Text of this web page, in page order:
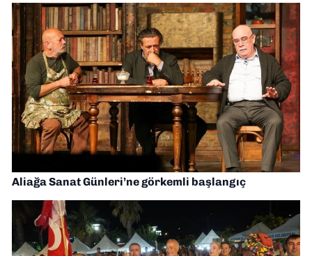
Aliağa Sanat Günleri’ne görkemli başlangıç